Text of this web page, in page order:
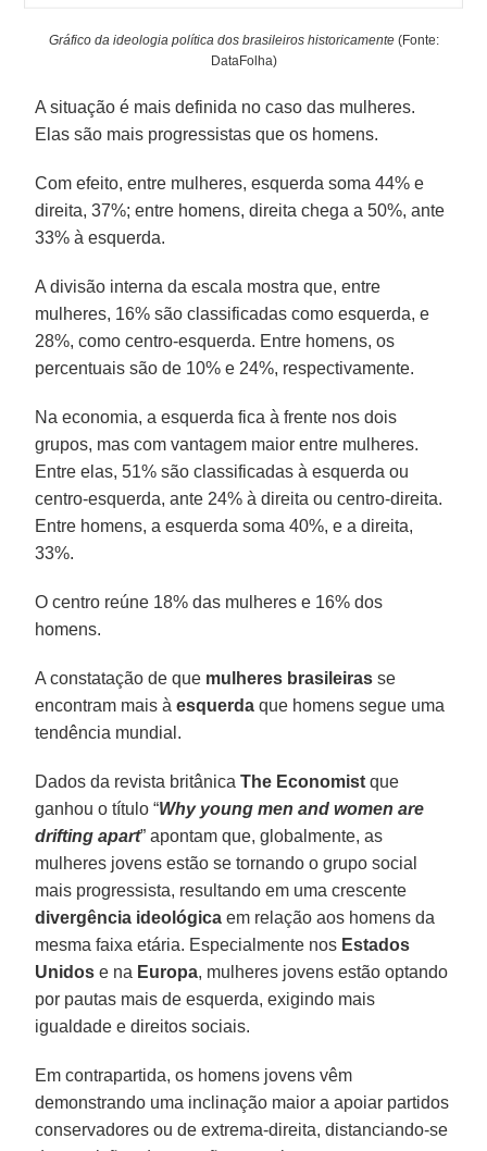
Gráfico da ideologia política dos brasileiros historicamente(Fonte:
DataFolha)
A situação é mais definida no caso das mulheres.
Elas são mais progressistas que os homens.
Com efeito, entre mulheres, esquerda soma 44% e
direita, 37%; entre homens, direita chega a 50%, ante
33% à esquerda.
A divisão interna da escala mostra que, entre
mulheres, 16% são classificadas como esquerda, e
28%, como centro-esquerda. Entre homens, os
percentuais são de 10% e 24%, respectivamente.
Na economia, a esquerda fica à frente nos dois
grupos, mas com vantagem maior entre mulheres.
Entre elas, 51% são classificadas à esquerda ou
centro-esquerda, ante 24% à direita ou centro-direita.
Entre homens, a esquerda soma 40%, e a direita,
33%.
O centro reúne 18% das mulheres e 16% dos
homens.
A constatação de que mulheres brasileiras se
encontram mais àesquerda que homens segue uma
tendência mundial.
Dados da revista britânicaThe Economist que
ganhou o título “Why young men and women are
drifting apart” apontam que, globalmente, as
mulheres jovens estão se tornando o grupo social
mais progressista, resultando em uma crescente
divergência ideológica em relação aos homens da
mesma faixa etária. Especialmente nos Estados
Unidos e na Europa, mulheres jovens estão optando
por pautas mais de esquerda, exigindo mais
igualdade e direitos sociais.
Em contrapartida, os homens jovens vêm
demonstrando uma inclinação maior a apoiar partidos
conservadores ou de extrema-direita, distanciando-se